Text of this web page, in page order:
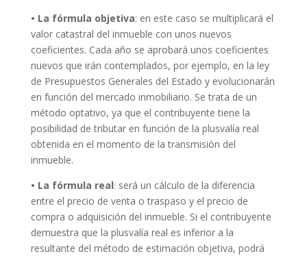
• La fórmula objetiva: en este caso se multiplicará el
valor catastral del inmueble con unos nuevos
coeficientes. Cada año se aprobará unos coeficientes
nuevos que irán contemplados, por ejemplo, en la ley
de Presupuestos Generales del Estado y evolucionarán
en función del mercado inmobiliario. Se trata de un
método optativo, ya que el contribuyente tiene la
posibilidad de tributar en función de la plusvalía real
obtenida en el momento de la transmisión del
inmueble.
• La fórmula real: será un cálculo de la diferencia
entre el precio de venta o traspaso y el precio de
compra o adquisición del inmueble. Si el contribuyente
demuestra que la plusvalía real es inferior a la
resultante del método de estimación objetiva, podrá